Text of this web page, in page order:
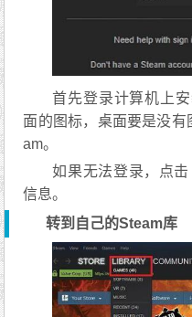
首先登录计算机上
面的图标，桌面要是没
am。
如果无法登录，点
信息。
转到自己的Steam库